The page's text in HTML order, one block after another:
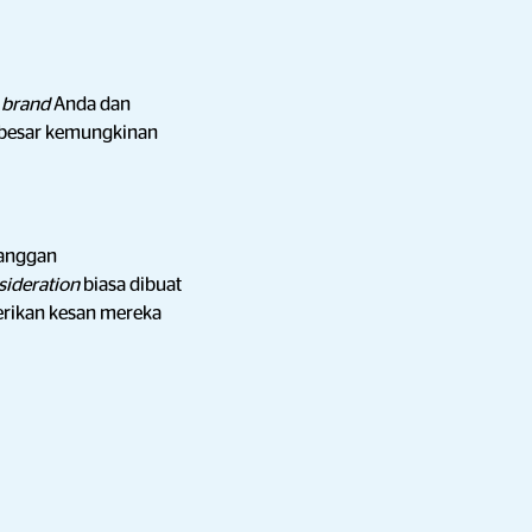
brandAnda dan
kemungkinan
biasa dibuat
kesan mereka